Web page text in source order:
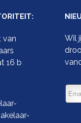
van
16 b
Wil